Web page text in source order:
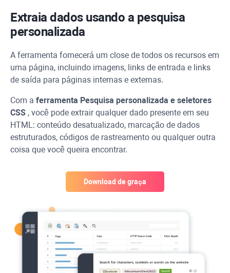
Extraia dados usando a pesquisa
personalizada
A ferramenta fornecerá um close de todos os recursos em
uma página, incluindo imagens, links de entrada e links
de saída para páginas internas e externas.
Com a ferramenta Pesquisa personalizada e seletores
CSS , você pode extrair qualquer dado presente em seu
HTML: conteúdo desatualizado, marcação de dados
estruturados, códigos de rastreamento ou qualquer outra
coisa que você queira encontrar.
Download de graça